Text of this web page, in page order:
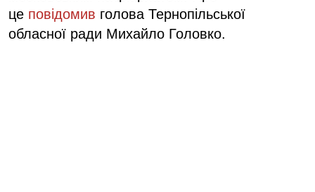
це повідомив голова Тернопільської
обласної ради Михайло Головко.